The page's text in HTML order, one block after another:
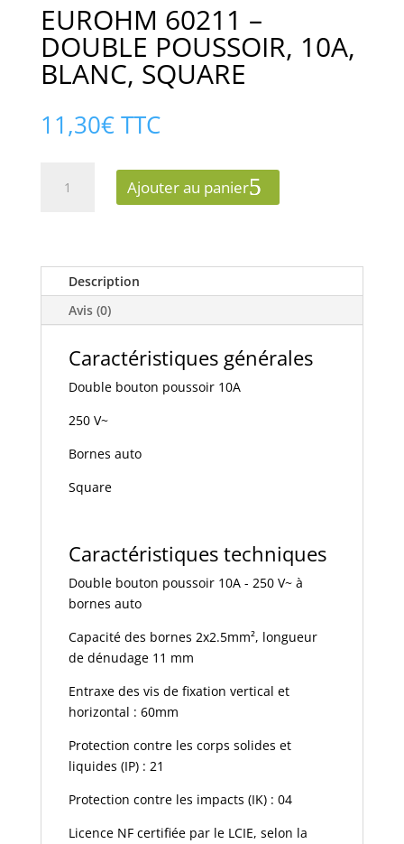
EUROHM 60211 –
DOUBLE POUSSOIR, 10A,
BLANC, SQUARE
11,30€ TTC
DOUBLE
POUSSOIR,
SQUARE
Ajouter au panier
Description
Avis (0)
Caractéristiques générales
Double bouton poussoir 10A
250 V~
Bornes auto
Square
Caractéristiques techniques
Double bouton poussoir 10A - 250 V~ à
bornes auto
Capacité des bornes 2x2.5mm², longueur
de dénudage 11 mm
Entraxe des vis de fixation vertical et
horizontal : 60mm
Protection contre les corps solides et
liquides (IP) : 21
Protection contre les impacts (IK) : 04
Licence NF certifiée par le LCIE, selon la